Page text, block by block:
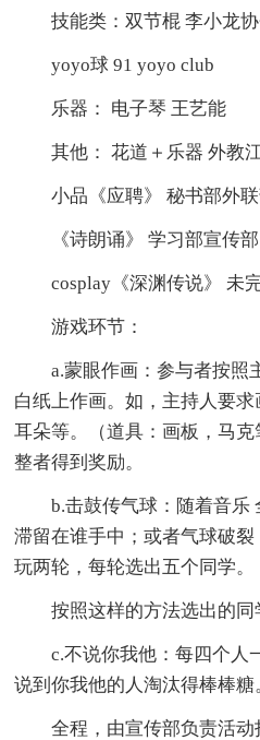
技能类：双节棍 李小龙
yoyo球 91 yoyo club
乐器： 电子琴 王艺能
其他： 花道＋乐器 外教
小品《应聘》 秘书部外
《诗朗诵》 学习部宣传部
cosplay《深渊传说》 未
游戏环节：
a.蒙眼作画：参与者按照
白纸上作画。如，主持人要求
耳朵等。（道具：画板，马
整者得到奖励。
b.击鼓传气球：随着音乐
滞留在谁手中；或者气球破裂
玩两轮，每轮选出五个同学。
按照这样的方法选出的同
c.不说你我他：每四个人
说到你我他的人淘汰得棒棒糖
全程，由宣传部负责活动